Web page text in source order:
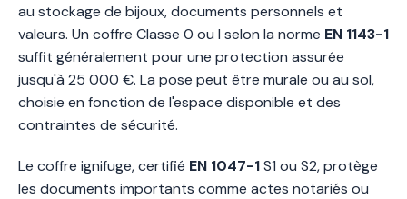
au stockage de bijoux, documents personnels et
valeurs. Un coffre Classe 0 ou I selon la norme EN 1143-1
suffit généralement pour une protection assurée
jusqu'à 25 000 €. La pose peut être murale ou au sol,
choisie en fonction de l'espace disponible et des
contraintes de sécurité.
Le coffre ignifuge, certifié EN 1047-1S1 ou S2, protège
les documents importants comme actes notariés ou